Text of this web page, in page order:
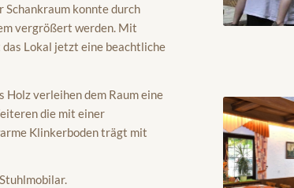
konnte durch
vergrößert werden. Mit
Lokal jetzt eine beachtliche
verleihen dem Raum eine
die mit einer
Klinkerboden trägt mit